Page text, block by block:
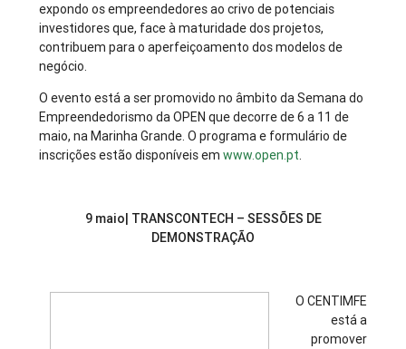
expondo os empreendedores ao crivo de potenciais
investidores que, face à maturidade dos projetos,
contribuem para o aperfeiçoamento dos modelos de
negócio.
O evento está a ser promovido no âmbito da Semana do
Empreendedorismo da OPEN que decorre de 6 a 11 de
maio, na Marinha Grande. O programa e formulário de
inscrições estão disponíveis emwww.open.pt.
9 maio| TRANSCONTECH – SESSÕES DE
DEMONSTRAÇÃO
O CENTIMFE
está a
promover